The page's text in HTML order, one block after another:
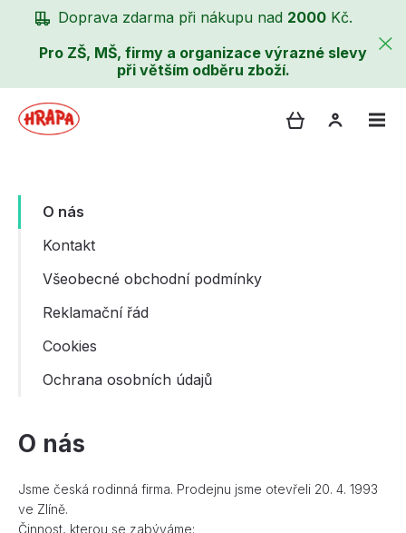
Doprava zdarma při nákupu nad 2000 Kč.
Pro ZŠ, MŠ, firmy a organizace výrazné slevy
při větším odběru zboží.
O nás
Kontakt
Všeobecné obchodní podmínky
Reklamační řád
Cookies
Ochrana osobních údajů
O nás
Jsme česká rodinná firma. Prodejnu jsme otevřeli 20. 4. 1993
ve Zlíně.
Činnost, kterou se zabýváme: